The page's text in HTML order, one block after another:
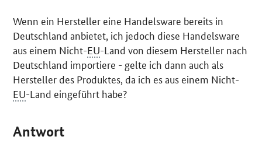
Wenn ein Hersteller eine Handelsware bereits in
Deutschland anbietet, ich jedoch diese Handelsware
aus einem Nicht-EU-Land von diesem Hersteller nach
Deutschland importiere - gelte ich dann auch als
Hersteller des Produktes, da ich es aus einem Nicht-
EU-Land eingeführt habe?
Antwort